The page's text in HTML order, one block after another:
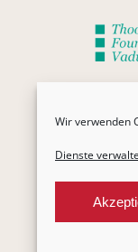
Wir verwenden
Dienste